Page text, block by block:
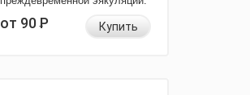
от 90Р Купить